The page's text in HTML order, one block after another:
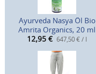
Ayurveda Nasya Öl Bio
Amrita Organics, 20 ml
12,95 € 647,50 € / l